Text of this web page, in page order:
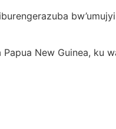
New Guinea, ku